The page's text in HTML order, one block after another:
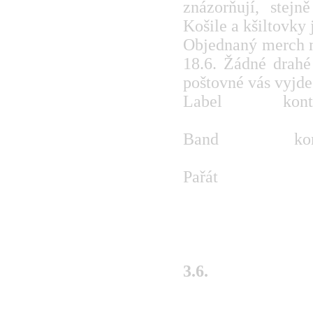
znázorňují,
Košile a kšiltovky
Objednaný merch
18.6. Žádné
poštovné vás
Label
Band
Pařát
3.6.